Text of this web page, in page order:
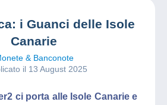
i Guanci delle Isole
Canarie
& Banconote
il 13 August 2025
ci porta alle Isole Canarie e